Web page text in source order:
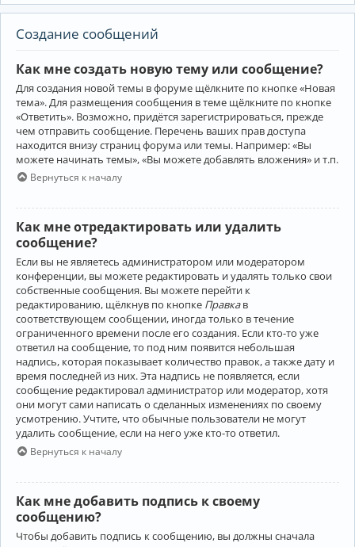
Создание сообщений
Как мне создать новую тему или сообщение?
Для создания новой темы в форуме щёлкните по кнопке «Новая
тема». Для размещения сообщения в теме щёлкните по кнопке
«Ответить». Возможно, придётся зарегистрироваться, прежде
чем отправить сообщение. Перечень ваших прав доступа
находится внизу страниц форума или темы. Например: «Вы
можете начинать темы», «Вы можете добавлять вложения» и т.п.
Вернуться к началу
Как мне отредактировать или удалить
сообщение?
Если вы не являетесь администратором или модератором
конференции, вы можете редактировать и удалять только свои
собственные сообщения. Вы можете перейти к
редактированию, щёлкнув по кнопке Правкав
соответствующем сообщении, иногда только в течение
ограниченного времени после его создания. Если кто-то уже
ответил на сообщение, то под ним появится небольшая
надпись, которая показывает количество правок, а также дату и
время последней из них. Эта надпись не появляется, если
сообщение редактировал администратор или модератор, хотя
они могут сами написать о сделанных изменениях по своему
усмотрению. Учтите, что обычные пользователи не могут
удалить сообщение, если на него уже кто-то ответил.
Вернуться к началу
Как мне добавить подпись к своему
сообщению?
Чтобы добавить подпись к сообщению, вы должны сначала